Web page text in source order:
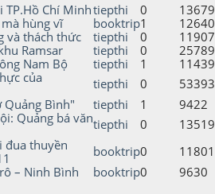
Chí Minhtiepthi 0
13679
hùng vĩ
booktrip1
12640
và thách thức
tiepthi 0
11907
Ramsar
tiepthi 0
25789
Nam Bộ
tiepthi 1
11439
của
tiepthi 0
53393
Quảng Bình"
tiepthi 1
9422
Quảng bá văntiepthi 0
13519
đua thuyền
booktrip0
11801
– Ninh Bình
booktrip0
9630